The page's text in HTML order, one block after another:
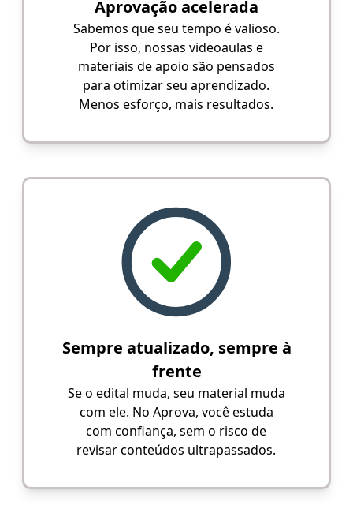
Aprovação acelerada
Sabemos que seu tempo é valioso.
Por isso, nossas videoaulas e
materiais de apoio são pensados
para otimizar seu aprendizado.
Menos esforço, mais resultados.
Sempre atualizado, sempre à
frente
Se o edital muda, seu material muda
com ele. No Aprova, você estuda
com confiança, sem o risco de
revisar conteúdos ultrapassados.